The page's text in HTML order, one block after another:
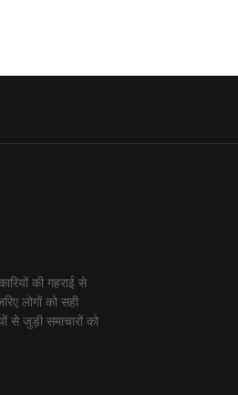
की गहराई से
लोगों को सही
से जुड़ी समाचारों को